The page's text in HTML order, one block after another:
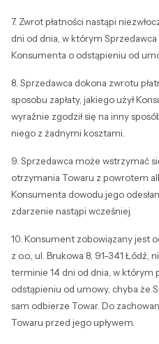
7. Zwrot płatności nastąpi
dni od dnia, w którym
Konsumenta o odstąpieniu od
8. Sprzedawca dokona zwrotu
sposobu zapłaty, jakiego użył
wyraźnie zgodził się na inny
niego z żadnymi kosztami.
9. Sprzedawca może wstrzymać
otrzymania Towaru z powrotem
Konsumenta dowodu jego
zdarzenie nastąpi wcześniej.
10. Konsument zobowiązany jest
z o.o., ul. Brukowa 8, 91-341 Łódź,
terminie 14 dni od dnia, w którym
odstąpieniu od umowy, chyba że
sam odbierze Towar. Do
Towaru przed jego upływem.